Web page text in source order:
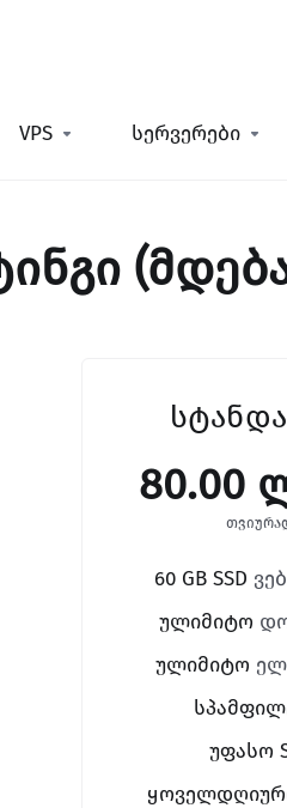
VPS სერვერები
80.00
60 GB SSD
ულიმიტო
ულიმიტო
უფასო